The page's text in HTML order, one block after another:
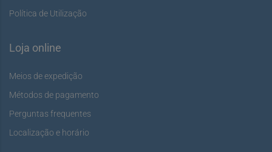
Política de Utilização
Loja online
Meios de expedição
Métodos de pagamento
Perguntas frequentes
Localização e horário